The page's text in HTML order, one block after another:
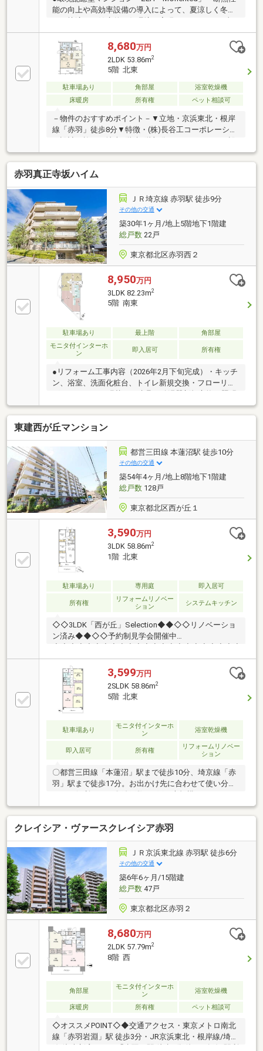
能の向上や高効率設備の導入によって、夏涼しく冬暖
内容（2026年8月下旬完了予定）・キッチン（水栓交
換、ガスコンロ交換、レンジフード交換、食洗器交
換、ディスポーザー交換）・浴室新規交換・洗面化粧
台（水栓交換）・ガス給湯器交換、洗濯機水栓交換、
洗濯防水パン交換・トイレ交換
8,680万円
2LDK 53.86m2
5階 北東
駐車場あり 角部屋
浴室乾燥機
床暖房
所有権 ペット相談可
－物件のおすすめポイント－▼立地・京浜東北・根岸
線「赤羽」徒歩8分▼特徴・(株)長谷工コーポレーショ
計・会話の弾む対面式キッチン・全居室に収納、洗面
室にリネン庫を設置・宅配ボックス有、24時間ゴミ出
し可▼設備・床暖房・食洗機・浄水器・ディスポーザ
ー・浴室乾燥機▼周辺環境・まいばすけっと赤羽南2
丁目店 徒歩2分(約130m)■ ご希望の住まい探しをお手
伝いします ━━━━━・・・物件の詳細・ご相談はお
気軽にお問い合わせください。
赤羽真正寺坂ハイム
ＪＲ埼京線 赤羽駅 徒歩9分
その他の交通
築30年1ヶ月/地上5階地下1階建
総戸数22戸
東京都北区赤羽西２
8,950万円
3LDK 82.23m2
5階 南東
駐車場あり 最上階
角部屋
モニタ付インターホ
ン
即入居可 所有権
●リフォーム工事内容（2026年2月下旬完成）・キッチ
ン、浴室、洗面化粧台、トイレ新規交換・フローリン
器具、ダウンライト新設、ハウスクリーニング 等
●JR埼京線・京浜東北線「赤羽」駅徒歩9分、東京メト
ロ南北線「赤羽岩淵」駅徒歩19分●各居室や廊下に収
納を設けた収納スペース充実プラン●窓が多く、暖か
な陽光が降り注ぐ明るいリビングダイニング●洋室2部
屋は6帖のお広さを確保できるよう設計しております●
建物保証（雨漏り・給排水管の故障・シロアリの害）
10年、住宅設備2年間のアフターサービス保証付
（詳細は担当者まで）
東建西が丘マンション
都営三田線 本蓮沼駅 徒歩10分
その他の交通
築54年4ヶ月/地上8階地下1階建
総戸数128戸
東京都北区西が丘１
3,590万円
3LDK 58.86m2
1階 北東
駐車場あり 専用庭 即入居可
所有権
リフォームリノベー
ション
システムキッチン
◇◇3LDK「西が丘」Selection◆◆◇◇リノベーショ
ン済み◆◆◇◇予約制見学会開催中
3,599万円
2SLDK 58.86m2
5階 北東
駐車場あり
モニタ付インターホ
ン
浴室乾燥機
即入居可 所有権
リフォームリノベー
ション
〇都営三田線「本蓮沼」駅まで徒歩10分、埼京線「赤
羽」駅まで徒歩17分。お出かけ先に合わせて使い分け
ン。長期修繕計画有。共用部分の修繕も計画的に行わ
れています。〇不在時にも荷物が受け取れる宅配BOX
付。荷物の受け取りが多い方に便利な設備です。〇吊
戸棚をなくしたことで、視界が広がる開放的なキッチ
ン。圧迫感を感じさせない設計で、リビングとの一体
感も向上。〇お料理がはかどるグリル付き三口コンロ
のシステムキッチン。毎日の食後の片付けが楽になる
ビルトイン食器洗浄乾燥機付き。〇来訪者を確認でき
るTVモニター付きインターホン。
クレイシア・ヴァースクレイシア赤羽
ＪＲ京浜東北線 赤羽駅 徒歩6分
その他の交通
築6年6ヶ月/15階建
総戸数47戸
東京都北区赤羽２
8,680万円
2LDK 57.79m2
8階 西
角部屋
モニタ付インターホ
ン
浴室乾燥機
床暖房 所有権 ペット相談可
◇オススメPOINT◇◆交通アクセス・東京メトロ南北
線「赤羽岩淵」駅 徒歩3分・JR京浜東北・根岸線/埼京